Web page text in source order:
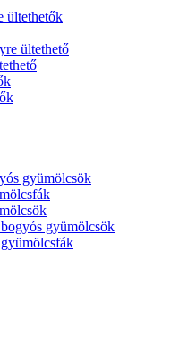
ültethetők
ültethető
gyümölcsök
gyümölcsök